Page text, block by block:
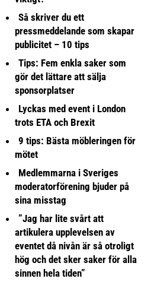
Så skriver du ett
pressmeddelande som skapar
publicitet – 10 tips
Tips: Fem enkla saker som
gör det lättare att sälja
sponsorplatser
Lyckas med event i London
trots ETA och Brexit
9 tips: Bästa möbleringen för
mötet
Medlemmarna i Sveriges
moderatorförening bjuder på
sina misstag
”Jag har lite svårt att
artikulera upplevelsen av
eventet då nivån är så otroligt
hög och det sker saker för alla
sinnen hela tiden”